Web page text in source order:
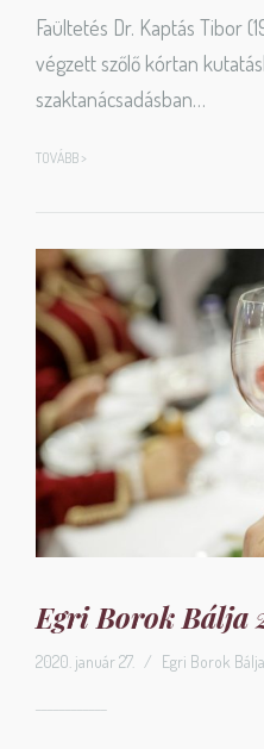
Faültetés Dr. Kaptás Tibor
végzett szőlő kórtan
szaktanácsadásban…
TOVÁBB >
Egri Borok Bálja
2020. január 27. / Egri Borok Bálja